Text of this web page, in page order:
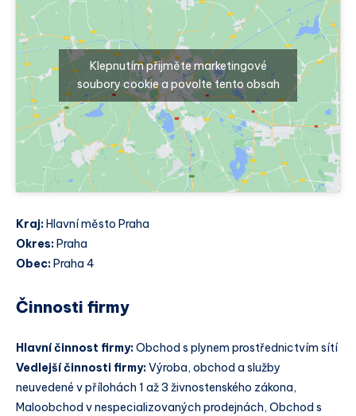
Klepnutím přijměte marketingové
soubory cookie a povolte tento obsah
Kraj: Hlavní město Praha
Okres: Praha
Obec: Praha 4
Činnosti firmy
Hlavní činnost firmy:Obchod s plynem prostřednictvím sítí
Vedlejší činnosti firmy:Výroba, obchod a služby
neuvedené v přílohách 1 až 3 živnostenského zákona,
Maloobchod v nespecializovaných prodejnách, Obchod s